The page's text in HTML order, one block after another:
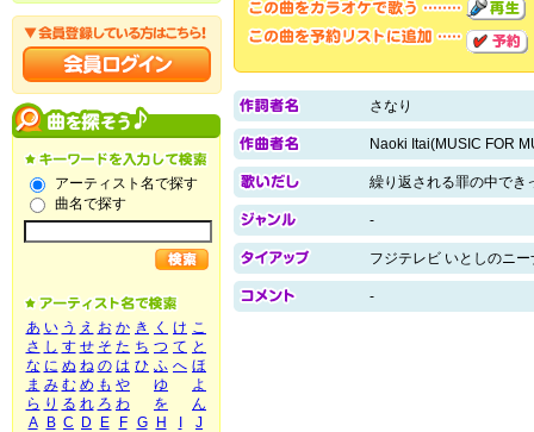
アーティスト名で探す
曲名で探す
あ い う え お か き く け こ
さ し す せ そ た ち つ て と
な に ぬ ね の は ひ ふ へ ほ
ま み む め も や ゆ
よ
ら り る れ ろ わ を
ん
A
B C D E F G H
J
さなり
Naoki Itai(MUSIC FOR
繰り返される罪の中でき
-
フジテレビ いとしのニ
-